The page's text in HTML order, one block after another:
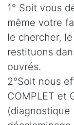
1° Soit vous
même votre
le chercher,
restituons
ouvrés.
2°Soit nous
COMPLET et
(diagnostique